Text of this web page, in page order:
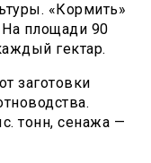
«Кормить»
На площади 90
гектар.
заготовки
тонн, сенажа —